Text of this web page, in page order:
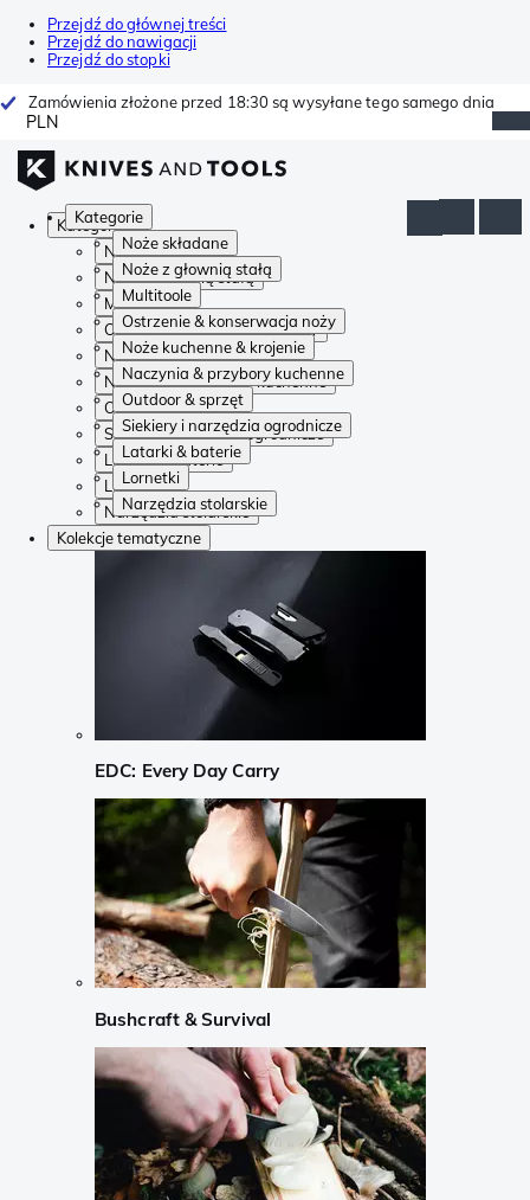
Przejdź do głównej treści
Przejdź do nawigacji
Przejdź do stopki
Zamówienia złożone przed 18:30 są wysyłane tego samego dnia
PLN
Kategorie
Noże składane
Noże z głownią stałą
Multitoole
Ostrzenie & konserwacja noży
Noże kuchenne & krojenie
Naczynia & przybory kuchenne
Outdoor & sprzęt
Siekiery i narzędzia ogrodnicze
Latarki & baterie
Lornetki
Narzędzia stolarskie
Kategorie
Noże składane
Noże z głownią stałą
Multitoole
Ostrzenie & konserwacja noży
Noże kuchenne & krojenie
Naczynia & przybory kuchenne
Outdoor & sprzęt
Siekiery i narzędzia ogrodnicze
Latarki & baterie
Lornetki
Narzędzia stolarskie
Kolekcje tematyczne
EDC: Every Day Carry
Bushcraft & Survival